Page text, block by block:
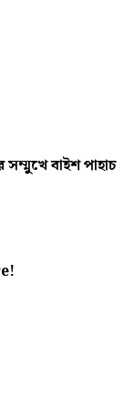
সম্মুখে বাইশ পাহাচ